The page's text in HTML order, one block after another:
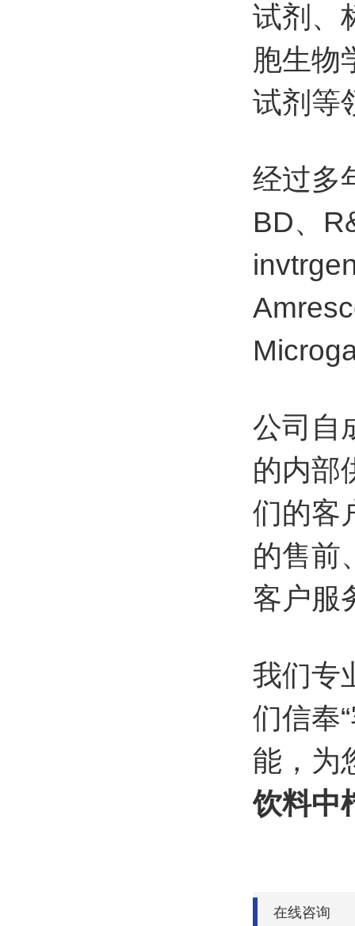
试剂、
胞生物
试剂等
经过多
BD、
公司自
的内部
们的客
的售前
客户服
我们专
们信奉
能，为
饮料中
在线咨询